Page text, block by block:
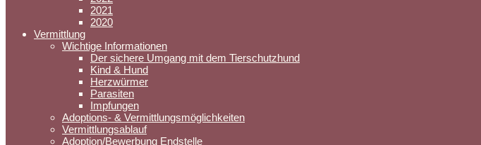
2021
2020
Vermittlung
Wichtige Informationen
Der sichere Umgang mit dem Tierschutzhund
Kind & Hund
Herzwürmer
Parasiten
Impfungen
Adoptions- & Vermittlungsmöglichkeiten
Vermittlungsablauf
Adoption/Bewerbung Endstelle